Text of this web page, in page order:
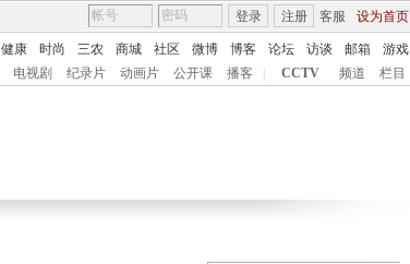
客服 设为首页
登录 注册
健康 时尚 三农 商城 社区 微博 博客 论坛 访谈 邮箱
游戏
电视剧 纪录片 动画片 公开课 播客 CCTV 频道 栏目